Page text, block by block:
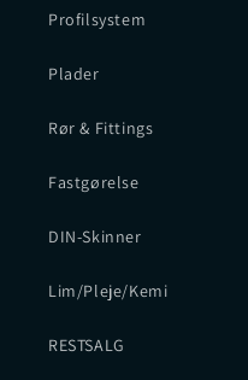
Profilsystem
Plader
Rør & Fittings
Fastgørelse
DIN-Skinner
Lim/Pleje/Kemi
RESTSALG